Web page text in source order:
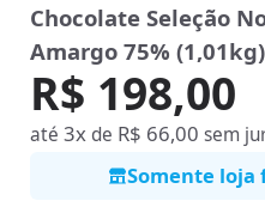
Chocolate Seleção
Amargo 75%
R$ 198,00
até3xde R$ 66,00 sem
Somente loja